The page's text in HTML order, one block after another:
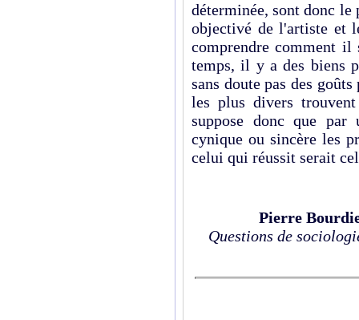
déterminée, sont donc
objectivé de l'artiste et
comprendre comment il
temps, il y a des biens
sans doute pas des
les plus divers
suppose donc que
cynique ou sincère les
celui qui réussit serait
Pierre
Questions de